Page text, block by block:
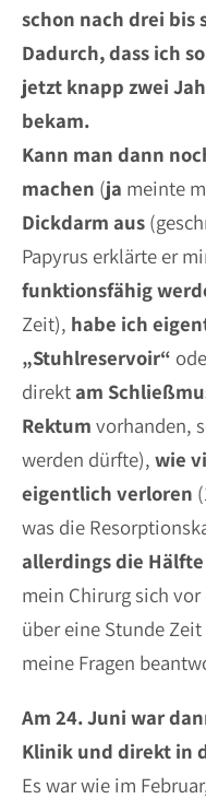
schon nach drei bis
Dadurch, dass ich
jetzt knapp zwei
bekam.
Kann man dann
machen (ja meinte
Dickdarm aus
Papyrus erklärte er
funktionsfähig
Zeit), habe ich
„Stuhlreservoir“
direktam
Rektum vorhanden,
werden dürfte), wie
eigentlich verloren
was die
allerdings die
mein Chirurg sich
über eine Stunde
meine Fragen
Am 24. Juni war
Klinik und direkt in
Es war wie im